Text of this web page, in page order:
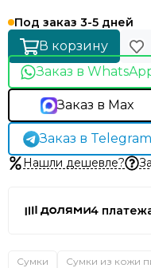
Под заказ 3-5 дней
В корзину
Заказ в
Заказ в Max
Заказ в Telegram
Нашли дешевле?
4
Сумки Сумки из кожи